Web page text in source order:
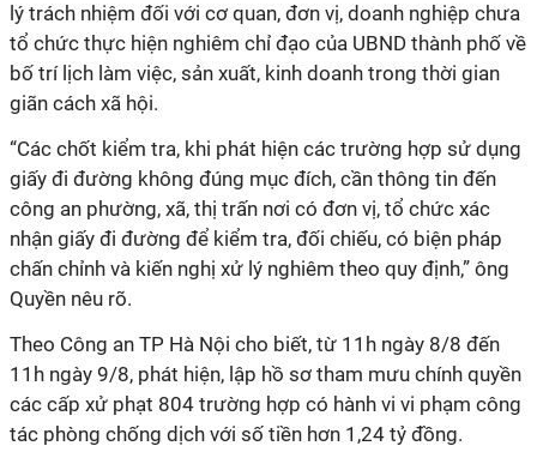
lý trách nhiệm đối với cơ quan, đơn vị, doanh nghiệp chưa
tổ chức thực hiện nghiêm chỉ đạo của UBND thành phố về
bố trí lịch làm việc, sản xuất, kinh doanh trong thời gian
giãn cách xã hội.
“Các chốt kiểm tra, khi phát hiện các trường hợp sử dụng
giấy đi đường không đúng mục đích, cần thông tin đến
công an phường, xã, thị trấn nơi có đơn vị, tổ chức xác
nhận giấy đi đường để kiểm tra, đối chiếu, có biện pháp
chấn chỉnh và kiến nghị xử lý nghiêm theo quy định,” ông
Quyền nêu rõ.
Theo Công an TP Hà Nội cho biết, từ 11h ngày 8/8 đến
11h ngày 9/8, phát hiện, lập hồ sơ tham mưu chính quyền
các cấp xử phạt 804 trường hợp có hành vi vi phạm công
tác phòng chống dịch với số tiền hơn 1,24 tỷ đồng.